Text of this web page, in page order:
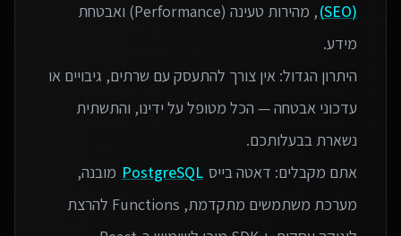
(SEO)
, מהירות טעינה (Performance) ואבטחת
היתרון הגדול: אין צורך להתעסק עם שרתים, גיבויים או
עדכוני אבטחה — הכל מטופל על ידינו, והתשתית
אתם מקבלים: דאטה בייס PostgreSQL מובנה,
מערכת משתמשים מתקדמת, Functions להרצת